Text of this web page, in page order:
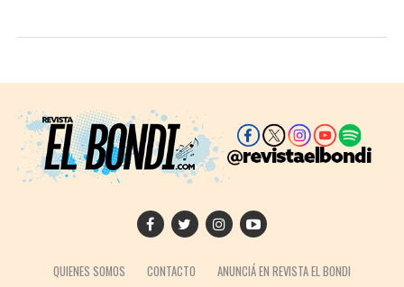
QUIENES SOMOS CONTACTO
ANUNCIÁ EN REVISTA EL BONDI